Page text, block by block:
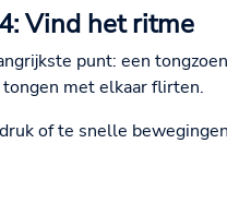
Vind het ritme
punt: een
met elkaar flirten.
of te snelle